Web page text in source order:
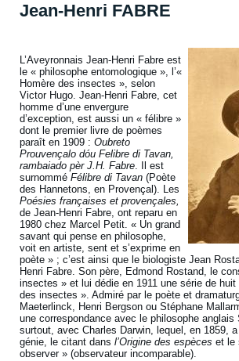
Jean-Henri FABRE
L’Aveyronnais Jean-Henri Fabre est
le « philosophe entomologique », l’«
Homère des insectes », selon
Victor Hugo. Jean-Henri Fabre, cet
homme d’une envergure
d’exception, est aussi un « félibre »
dont le premier livre de poèmes
paraît en 1909 :Oubreto
Prouvençalo dóu Felibre di Tavan,
rambaiado pèr J.H. Fabre. Il est
surnomméFélibre di Tavan (Poète
des Hannetons, en Provençal). Les
Poésies françaises et provençales,
de Jean-Henri Fabre, ont reparu en
1980 chez Marcel Petit. « Un grand
savant qui pense en philosophe,
voit en artiste, sent et s’exprime en
poète » ; c’est ainsi que le biologiste Jean
Henri Fabre. Son père, Edmond Rostand, le
insectes » et lui dédie en 1911 une série de
des insectes ». Admiré par le poète et
Maeterlinck, Henri Bergson ou Stéphane
une correspondance avec le philosophe anglais
surtout, avec Charles Darwin, lequel, en 1859,
génie, le citant dansl’Origine des espèces et le
observer » (observateur incomparable).